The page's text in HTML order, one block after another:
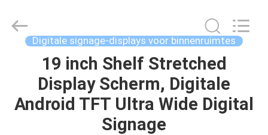
THUIS
PRODUCTEN
Technology
Digitale signage-displays voor binnenruimtes
19 inch Shelf Stretched
Display Scherm, Digitale
Android TFT Ultra Wide Digital
Signage